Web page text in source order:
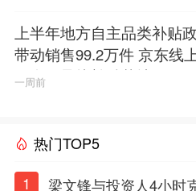
上半年地方自主品类补贴
带动销售99.2万件 京东线
下全面承接补贴落地
一周前
热门TOP5
1 梁文锋与投资人4小时